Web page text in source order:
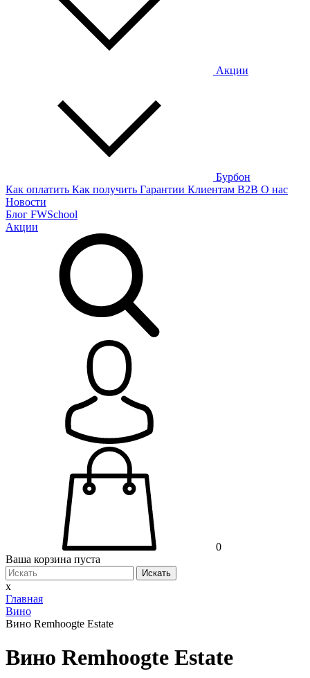
Акции
Бурбон
Как оплатить Как получить Гарантии Клиентам B2B О нас
Новости
Блог FWSchool
Акции
0
Ваша корзина пуста
Искать
x
Главная
Вино
Вино Remhoogte Estate
Вино Remhoogte Estate